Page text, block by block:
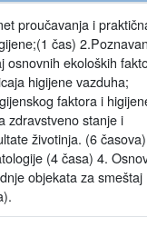
proučavanja i
čas)
osnovnih ekoloških
higijene vazduha;
faktora i
zdravstveno stanje i
životinja. (6
(4 časa) 4.
objekata za smeštaj